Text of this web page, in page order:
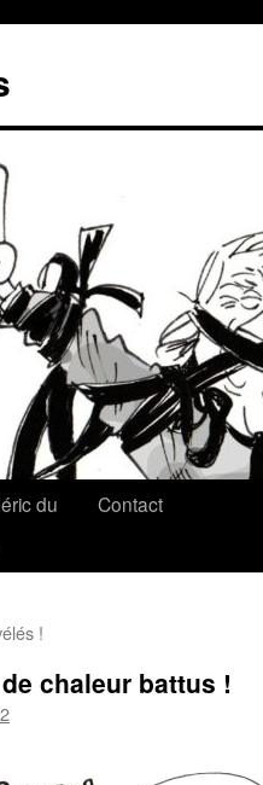
du
Contact
!
chaleur battus !